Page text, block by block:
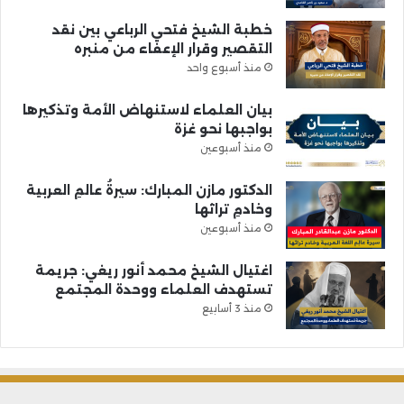
خطبة الشيخ فتحي الرباعي بين نقد
التقصير وقرار الإعفاء من منبره
منذ أسبوع واحد
بيان العلماء لاستنهاض الأمة وتذكيرها
بواجبها نحو غزة
منذ أسبوعين
الدكتور مازن المبارك: سيرةُ عالمِ العربية
وخادمِ تراثها
منذ أسبوعين
اغتيال الشيخ محمد أنور ريغي: جريمة
تستهدف العلماء ووحدة المجتمع
منذ 3 أسابيع